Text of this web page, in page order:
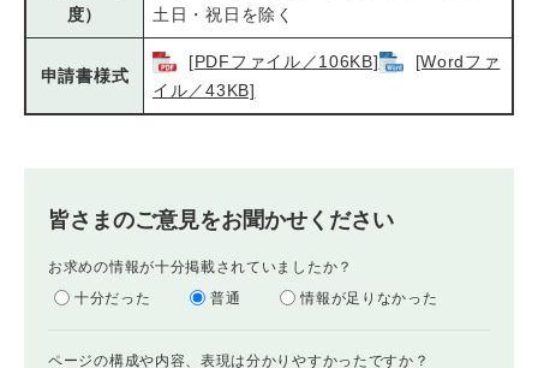
度）
土日・祝日を除く
申請書様式
[PDFファイル／106KB]
[Wordファ
イル／43KB]
皆さまのご意見をお聞かせください
お求めの情報が十分掲載されていましたか？
十分だった
普通 情報が足りなかった
ページの構成や内容、表現は分かりやすかったですか？